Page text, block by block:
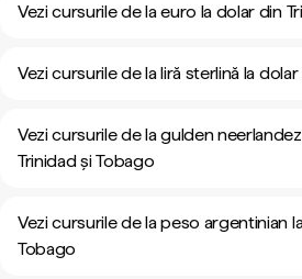
Vezi cursurile de la euro la dolar din
Vezi cursurile de la liră sterlină la
Vezi cursurile de la gulden
Trinidad și Tobago
Vezi cursurile de la peso argentinian
Tobago